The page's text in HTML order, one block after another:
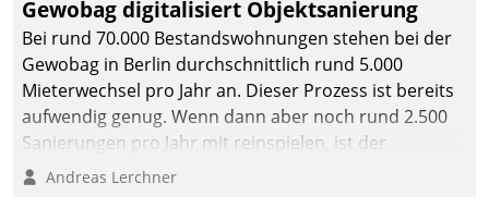
Gewobag digitalisiert Objektsanierung
Bei rund 70.000 Bestandswohnungen stehen bei der
Gewobag in Berlin durchschnittlich rund 5.000
Mieterwechsel pro Jahr an. Dieser Prozess ist bereits
aufwendig genug. Wenn dann aber noch rund 2.500
Sanierungen pro Jahr mit reinspielen, ist der
Betreuungs- und Organisationsaufwand immens. Im
Andreas Lerchner